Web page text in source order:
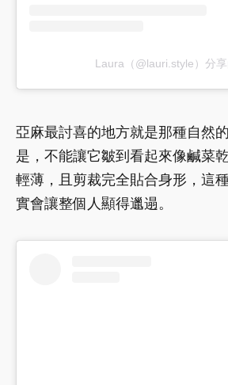
Laura（@lauri.style）分
亞麻最討喜的地方就是那種自然
是，不能讓它皺到看起來像鹹菜
輕薄，且剪裁完全貼合身形，這
實會讓整個人顯得邋遢。